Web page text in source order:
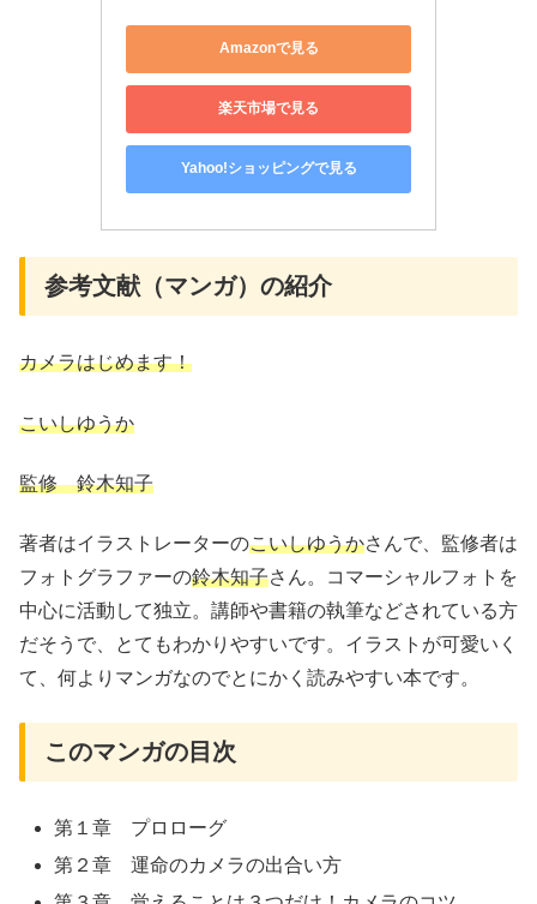
Amazonで見る
楽天市場で見る
Yahoo!ショッピングで見る
参考文献（マンガ）の紹介
カメラはじめます！
こいしゆうか
監修 鈴木知子
著者はイラストレーターのこいしゆうかさんで、監修者は
フォトグラファーの鈴木知子さん。コマーシャルフォトを
中心に活動して独立。講師や書籍の執筆などされている方
だそうで、とてもわかりやすいです。イラストが可愛いく
て、何よりマンガなのでとにかく読みやすい本です。
このマンガの目次
第１章 プロローグ
第２章 運命のカメラの出合い方